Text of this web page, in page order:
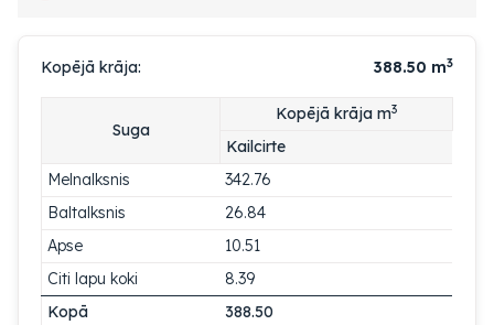
Kopējā krāja: 388.50 m3
Suga
Kopējā krāja m3
Kailcirte
Melnalksnis
342.76
Baltalksnis
26.84
Apse
10.51
Citi lapu koki
8.39
Kopā
388.50